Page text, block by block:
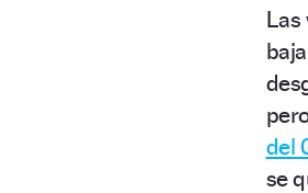
Las
del
se